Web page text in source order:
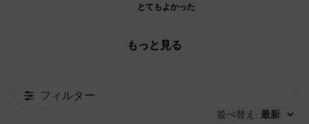
とてもよかった
もっと見る
フィルター
並べ替え : 最新